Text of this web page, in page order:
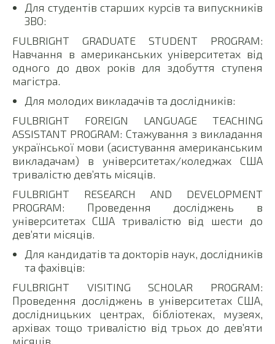
Для студентів старших курсів та випускників
ЗВО:
FULBRIGHT GRADUATE STUDENT PROGRAM:
Навчання в американських університетах від
одного до двох років для здобуття ступеня
магістра.
Для молодих викладачів та дослідників:
FULBRIGHT FOREIGN LANGUAGE TEACHING
ASSISTANT PROGRAM: Стажування з викладання
української мови (асистування американським
викладачам) в університетах/коледжах США
тривалістю дев’ять місяців.
FULBRIGHT RESEARCH AND DEVELOPMENT
PROGRAM: Проведення досліджень в
університетах США тривалістю від шести до
дев’яти місяців.
Для кандидатів та докторів наук, дослідників
та фахівців:
FULBRIGHT VISITING SCHOLAR PROGRAM:
Проведення досліджень в університетах США,
дослідницьких центрах, бібліотеках, музеях,
архівах тощо тривалістю від трьох до дев’яти
місяців.